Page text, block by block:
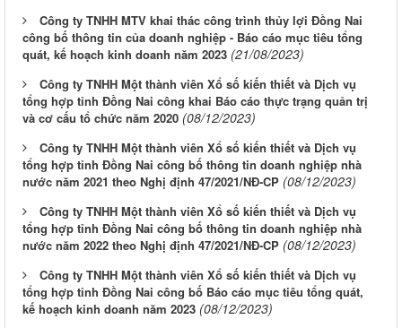
Công ty TNHH MTV khai thác công trình thủy lợi Đồng Nai
công bố thông tin của doanh nghiệp - Báo cáo mục tiêu tổng
quát, kế hoạch kinh doanh năm 2023 (21/08/2023)
Công ty TNHH Một thành viên Xổ số kiến thiết và Dịch vụ
tổng hợp tỉnh Đồng Nai công khai Báo cáo thực trạng quản trị
và cơ cấu tổ chức năm 2020 (08/12/2023)
Công ty TNHH Một thành viên Xổ số kiến thiết và Dịch vụ
tổng hợp tỉnh Đồng Nai công bố thông tin doanh nghiệp nhà
nước năm 2021 theo Nghị định 47/2021/NĐ-CP (08/12/2023)
Công ty TNHH Một thành viên Xổ số kiến thiết và Dịch vụ
tổng hợp tỉnh Đồng Nai công bố thông tin doanh nghiệp nhà
nước năm 2022 theo Nghị định 47/2021/NĐ-CP (08/12/2023)
Công ty TNHH Một thành viên Xổ số kiến thiết và Dịch vụ
tổng hợp tỉnh Đồng Nai công bố Báo cáo mục tiêu tổng quát,
kế hoạch kinh doanh năm 2023 (08/12/2023)